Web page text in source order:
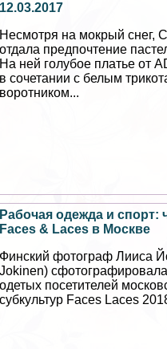
12.03.2017
Несмотря на мокрый снег,
отдала предпочтение
На ней гoлyбое платье от
в сочетании с белым
воротником...
Рабочая одежда и спорт:
Faces & Laces в Москве
Финский фотограф Лииса
Jokinen)
одетых посетителей
субкультур Faces Laces